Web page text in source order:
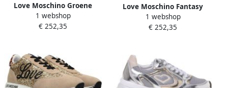
Love Moschino Groene
Kruisband Blokhak
Sandalen Green Dames
1 webshop
€ 252,35
Love Moschino Fantasy
Color Leren Plateau
Sandalen Black Dames
1 webshop
€ 252,35